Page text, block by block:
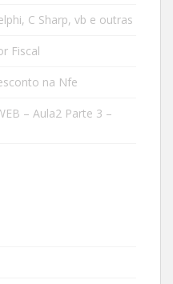
C Sharp, vb e outras
Fiscal
na Nfe
– Aula2 Parte 3 –